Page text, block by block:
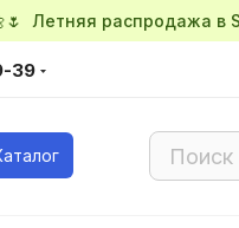
Летняя распродажа в
39